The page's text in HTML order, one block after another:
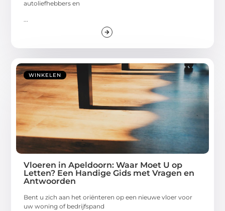
autoliefhebbers en
...
WINKELEN
Vloeren in Apeldoorn: Waar Moet U op
Letten? Een Handige Gids met Vragen en
Antwoorden
Bent u zich aan het oriënteren op een nieuwe vloer voor
uw woning of bedrijfspand